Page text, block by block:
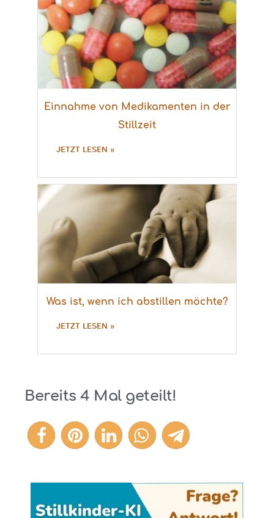
Einnahme von Medikamenten in der
Stillzeit
JETZT LESEN »
Was ist, wenn ich abstillen möchte?
JETZT LESEN »
Bereits4 Mal geteilt!
4